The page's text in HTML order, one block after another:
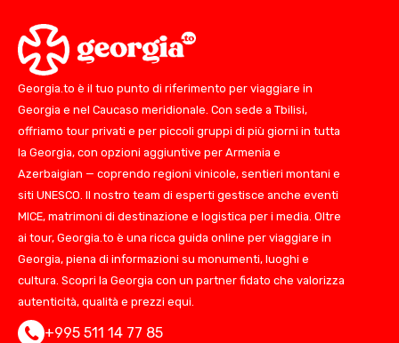
Georgia.to è il tuo punto di riferimento per viaggiare in
Georgia e nel Caucaso meridionale. Con sede a Tbilisi,
offriamo tour privati e per piccoli gruppi di più giorni in tutta
la Georgia, con opzioni aggiuntive per Armenia e
Azerbaigian — coprendo regioni vinicole, sentieri montani e
siti UNESCO. Il nostro team di esperti gestisce anche eventi
MICE, matrimoni di destinazione e logistica per i media. Oltre
ai tour, Georgia.to è una ricca guida online per viaggiare in
Georgia, piena di informazioni su monumenti, luoghi e
cultura. Scopri la Georgia con un partner fidato che valorizza
autenticità, qualità e prezzi equi.
+995 511 14 77 85